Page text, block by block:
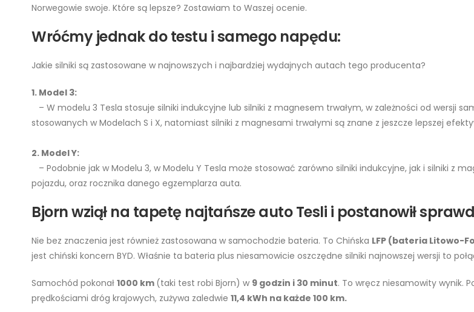
Norwegowie swoje. Które są lepsze? Zostawiam to Waszej ocenie.
Wróćmy jednak do testu i samego napędu:
Jakie silniki są zastosowane w najnowszych i najbardziej wydajnych autach tego producenta?
1. Model 3:
– W modelu 3 Tesla stosuje silniki indukcyjne lub silniki z magnesem trwałym, w zależności od wersji
stosowanych w Modelach S i X, natomiast silniki z magnesami trwałymi są znane z jeszcze lepszej
2. Model Y:
– Podobnie jak w Modelu 3, w Modelu Y Tesla może stosować zarówno silniki indukcyjne, jak i silniki z
pojazdu, oraz rocznika danego egzemplarza auta.
Bjorn wziął na tapetę najtańsze auto Tesli i postanowił
Nie bez znaczenia jest również zastosowana w samochodzie bateria. To Chińska LFP (bateria Litowo-
jest chiński koncern BYD. Właśnie ta bateria plus niesamowicie oszczędne silniki najnowszej wersji to
Samochód pokonał 1000 km (taki test robi Bjorn) w 9 godzin i 30 minut. To wręcz niesamowity wynik.
prędkościami dróg krajowych, zużywa zaledwie 11,4 kWh na każde 100 km.